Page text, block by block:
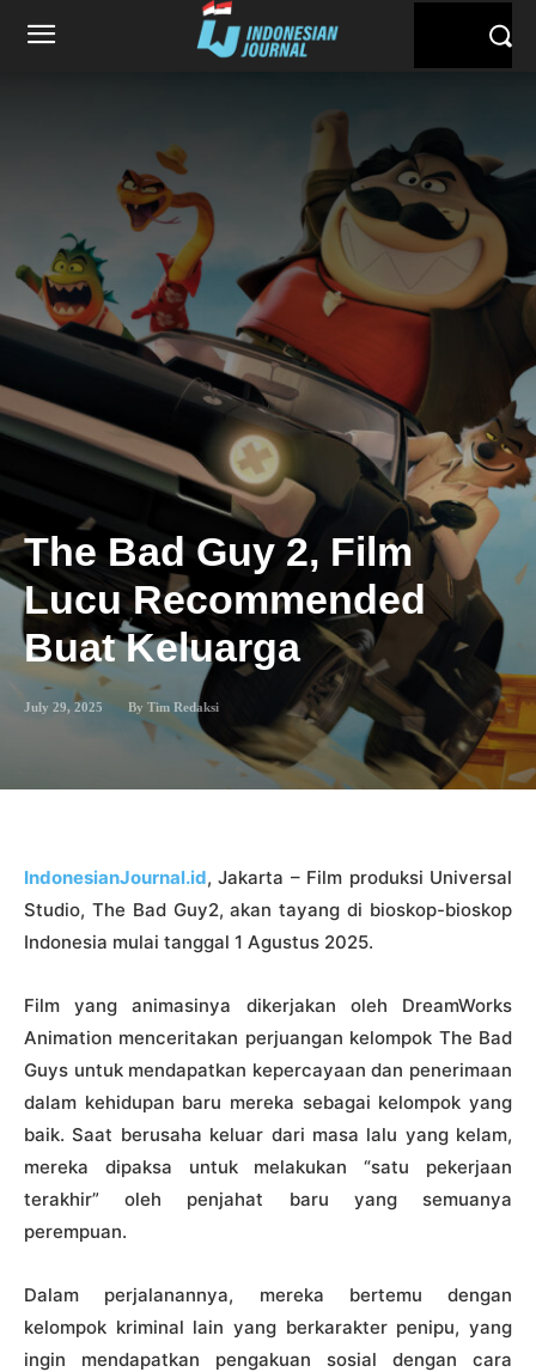
The Bad Guy 2, Film
Lucu Recommended
Buat Keluarga
July 29, 2025 By Tim Redaksi
IndonesianJournal.id, Jakarta – Film produksi Universal
Studio, The Bad Guy2, akan tayang di bioskop-bioskop
Indonesia mulai tanggal 1 Agustus 2025.
Film yang animasinya dikerjakan oleh DreamWorks
Animation menceritakan perjuangan kelompok The Bad
Guys untuk mendapatkan kepercayaan dan penerimaan
dalam kehidupan baru mereka sebagai kelompok yang
baik. Saat berusaha keluar dari masa lalu yang kelam,
mereka dipaksa untuk melakukan “satu pekerjaan
terakhir” oleh penjahat baru yang semuanya
perempuan.
Dalam perjalanannya, mereka bertemu dengan
kelompok kriminal lain yang berkarakter penipu, yang
ingin mendapatkan pengakuan sosial dengan cara